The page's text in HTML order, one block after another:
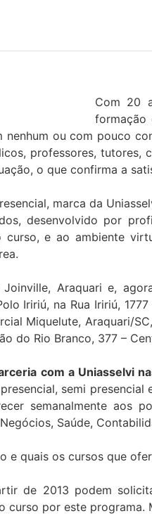
Com 20
formação
ou com pouco
professores,
o que confirma a
marca da
desenvolvido por
e ao ambiente
Araquari e,
Iririú, na Rua Iririú,
Miquelute, Araquari/
do Rio Branco, 377 –
com a Uniasselvi
semi presencial
semanalmente aos
Saúde,
e quais os cursos que
de 2013 podem
por este